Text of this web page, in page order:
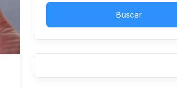
Buscar